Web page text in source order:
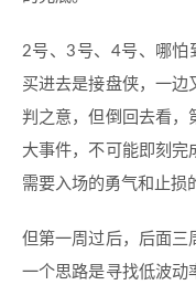
2号、3号、4号、哪怕
买进去是接盘侠，一边
判之意，但倒回去看，
大事件，不可能即刻完
需要入场的勇气和止损
但第一周过后，后面三
一个思路是寻找低波动